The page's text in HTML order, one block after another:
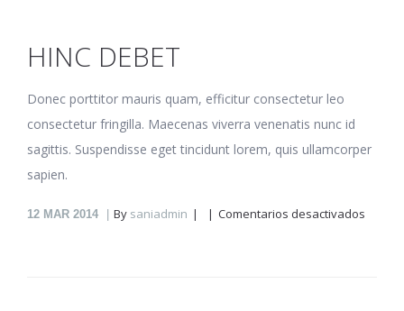
HINC DEBET
Donec porttitor mauris quam, efficitur consectetur leo
consectetur fringilla. Maecenas viverra venenatis nunc id
sagittis. Suspendisse eget tincidunt lorem, quis ullamcorper
sapien.
12 MAR 2014 By saniadmin Comentarios desactivados